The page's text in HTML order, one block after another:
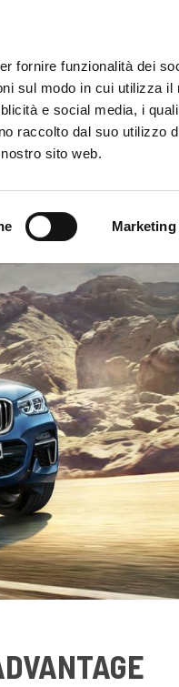
fornire funzionalità dei
sul modo in cui utilizza il
e social media, i
raccolto dal suo utilizzo
sito web.
Marketing